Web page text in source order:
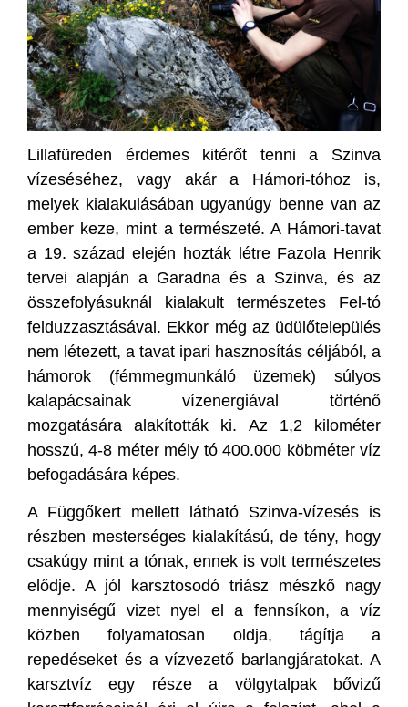
Lillafüreden érdemes kitérőt tenni a Szinva
vízeséséhez, vagy akár a Hámori-tóhoz is,
melyek kialakulásában ugyanúgy benne van az
ember keze, mint a természeté. A Hámori-tavat
a 19. század elején hozták létre Fazola Henrik
tervei alapján a Garadna és a Szinva, és az
összefolyásuknál kialakult természetes Fel-tó
felduzzasztásával. Ekkor még az üdülőtelepülés
nem létezett, a tavat ipari hasznosítás céljából, a
hámorok (fémmegmunkáló üzemek) súlyos
kalapácsainak vízenergiával történő
mozgatására alakították ki. Az 1,2 kilométer
hosszú, 4-8 méter mély tó 400.000 köbméter víz
befogadására képes.
A Függőkert mellett látható Szinva-vízesés is
részben mesterséges kialakítású, de tény, hogy
csakúgy mint a tónak, ennek is volt természetes
elődje. A jól karsztosodó triász mészkő nagy
mennyiségű vizet nyel el a fennsíkon, a víz
közben folyamatosan oldja, tágítja a
repedéseket és a vízvezető barlangjáratokat. A
karsztvíz egy része a völgytalpak bővizű